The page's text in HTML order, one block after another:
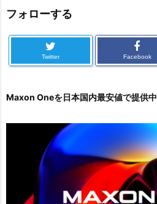
フォローする
Twitter Facebook
Maxon Oneを日本国内最安値で提供中